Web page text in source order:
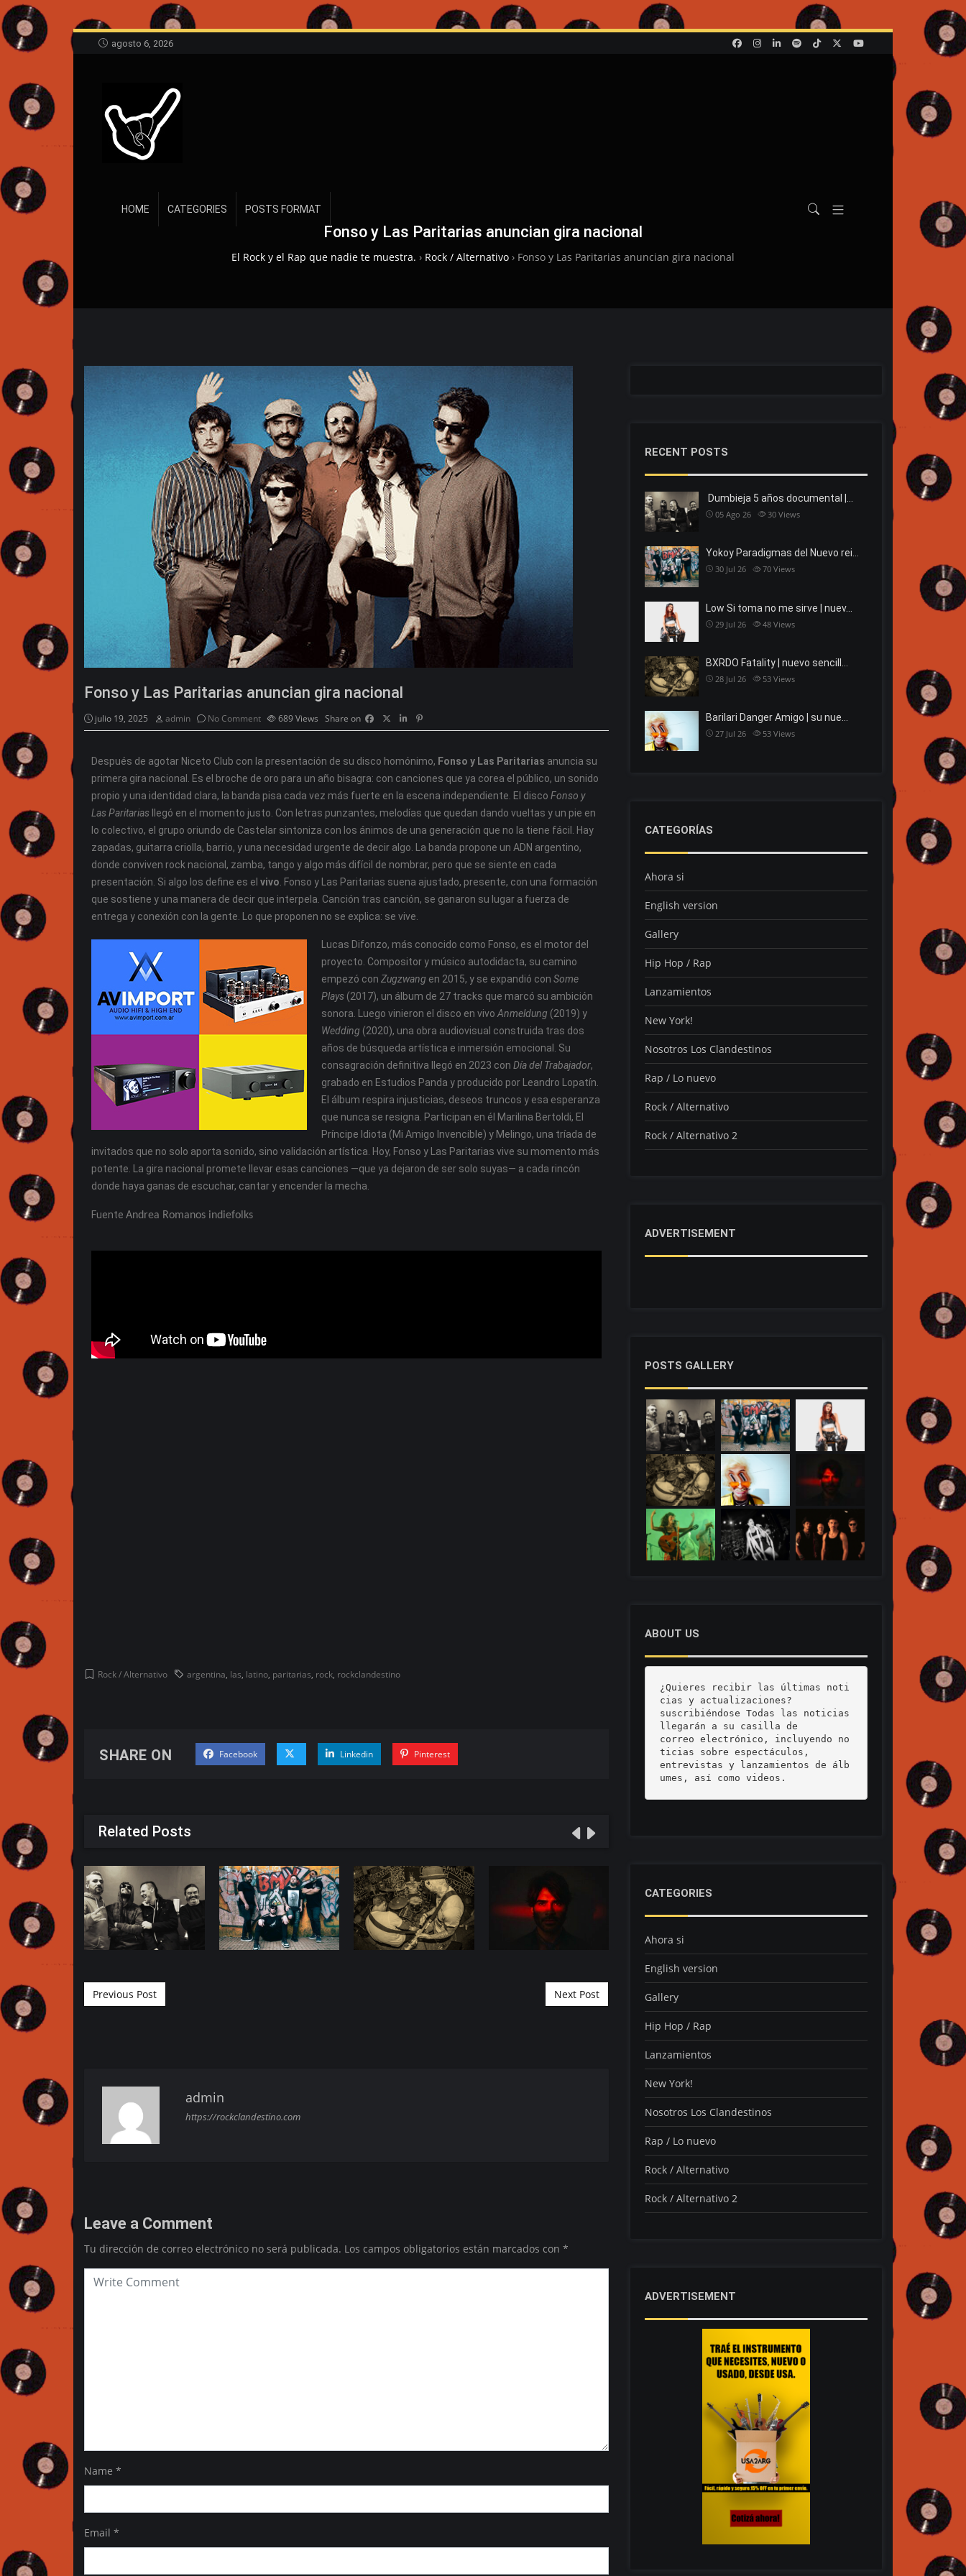
agosto 6, 2026
HOME CATEGORIES POSTS FORMAT
Fonso y Las Paritarias anuncian gira nacional
El Rock y el Rap que nadie te muestra. › Rock / Alternativo › Fonso y Las Paritarias anuncian gira nacional
Fonso y Las Paritarias anuncian gira nacional
julio 19, 2025 admin No Comment 689Views Share on
Después de agotar Niceto Club con la presentación de su disco homónimo, Fonso y Las Paritarias anuncia su
primera gira nacional. Es el broche de oro para un año bisagra: con canciones que ya corea el público, un sonido
propio y una identidad clara, la banda pisa cada vez más fuerte en la escena independiente. El disco Fonso y
Las Paritarias llegó en el momento justo. Con letras punzantes, melodías que quedan dando vueltas y un pie en
lo colectivo, el grupo oriundo de Castelar sintoniza con los ánimos de una generación que no la tiene fácil. Hay
zapadas, guitarra criolla, barrio, y una necesidad urgente de decir algo. La banda propone un ADN argentino,
donde conviven rock nacional, zamba, tango y algo más difícil de nombrar, pero que se siente en cada
presentación. Si algo los define es el vivo . Fonso y Las Paritarias suena ajustado, presente, con una formación
que sostiene y una manera de decir que interpela. Canción tras canción, se ganaron su lugar a fuerza de
entrega y conexión con la gente. Lo que proponen no se explica: se vive.
Lucas Difonzo, más conocido como Fonso, es el motor del
proyecto. Compositor y músico autodidacta, su camino
empezó con Zugzwang en 2015, y se expandió con Some
Plays (2017), un álbum de 27 tracks que marcó su ambición
sonora. Luego vinieron el disco en vivo Anmeldung (2019) y
Wedding (2020), una obra audiovisual construida tras dos
años de búsqueda artística e inmersión emocional. Su
consagración definitiva llegó en 2023 con Día del Trabajador,
grabado en Estudios Panda y producido por Leandro Lopatín.
El álbum respira injusticias, deseos truncos y esa esperanza
que nunca se resigna. Participan en él Marilina Bertoldi, El
Príncipe Idiota (Mi Amigo Invencible) y Melingo, una tríada de
invitados que no solo aporta sonido, sino validación artística. Hoy, Fonso y Las Paritarias vive su momento más
potente. La gira nacional promete llevar esas canciones —que ya dejaron de ser solo suyas— a cada rincón
donde haya ganas de escuchar, cantar y encender la mecha.
Fuente Andrea Romanos indiefolks
Rock / Alternativo argentina, las, latino, paritarias, rock, rockclandestino
SHARE ON Facebook Linkedin Pinterest
Related Posts
Post navigation
Previous Post Next Post
admin
https://rockclandestino.com
Leave a Comment
Tu dirección de correo electrónico no será publicada. Los campos obligatorios están marcados con *
Name *
Email *
RECENT POSTS
Dumbieja 5 años documental |…
05 Ago 26 30 Views
Yokoy Paradigmas del Nuevo rei…
30 Jul 26 70 Views
Low Si toma no me sirve | nuev…
29 Jul 26 48 Views
BXRDO Fatality | nuevo sencill…
28 Jul 26 53 Views
Barilari Danger Amigo | su nue…
27 Jul 26 53 Views
CATEGORÍAS
Ahora si
English version
Gallery
Hip Hop / Rap
Lanzamientos
New York!
Nosotros Los Clandestinos
Rap / Lo nuevo
Rock / Alternativo
Rock / Alternativo 2
ADVERTISEMENT
POSTS GALLERY
ABOUT US
¿Quieres recibir las últimas noti
cias y actualizaciones?
suscribiéndose Todas las noticias
llegarán a su casilla de
correo electrónico, incluyendo no
ticias sobre espectáculos,
entrevistas y lanzamientos de álb
umes, así como videos.
CATEGORIES
Ahora si
English version
Gallery
Hip Hop / Rap
Lanzamientos
New York!
Nosotros Los Clandestinos
Rap / Lo nuevo
Rock / Alternativo
Rock / Alternativo 2
ADVERTISEMENT